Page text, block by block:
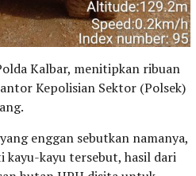
Kalbar, menitipkan ribuan
Kepolisian Sektor (Polsek)
enggan sebutkan namanya,
kayu-kayu tersebut, hasil dari